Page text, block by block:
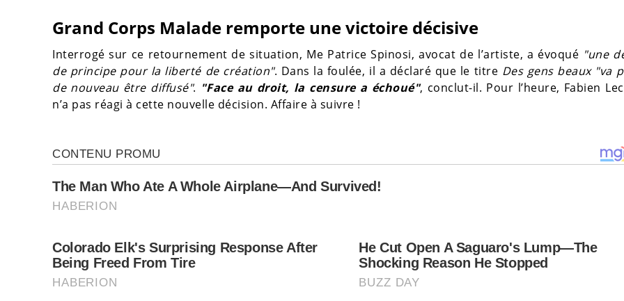
Grand Corps Malade remporte une victoire décisive
Interrogé sur ce retournement de situation, Me Patrice Spinosi, avocat de l’artiste, a évoqué "une
de principe pour la liberté de création". Dans la foulée, il a déclaré que le titre Des gens beaux "va
de nouveau être diffusé". "Face au droit, la censure a échoué", conclut-il. Pour l’heure, Fabien
n’a pas réagi à cette nouvelle décision. Affaire à suivre !